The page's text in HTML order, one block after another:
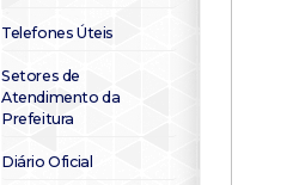
Telefones Úteis
Setores de
Atendimento da
Prefeitura
Diário Oficial